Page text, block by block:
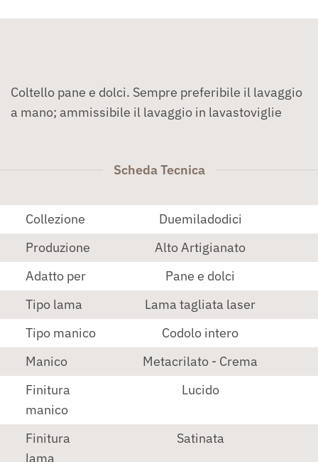
Coltello pane e dolci. Sempre preferibile il lavaggio
a mano; ammissibile il lavaggio in lavastoviglie
Scheda Tecnica
Collezione
Duemiladodici
Produzione
Alto Artigianato
Adatto per
Pane e dolci
Tipo lama
Lama tagliata laser
Tipo manico
Codolo intero
Manico
Metacrilato - Crema
Finitura
manico
Lucido
Finitura
lama
Satinata